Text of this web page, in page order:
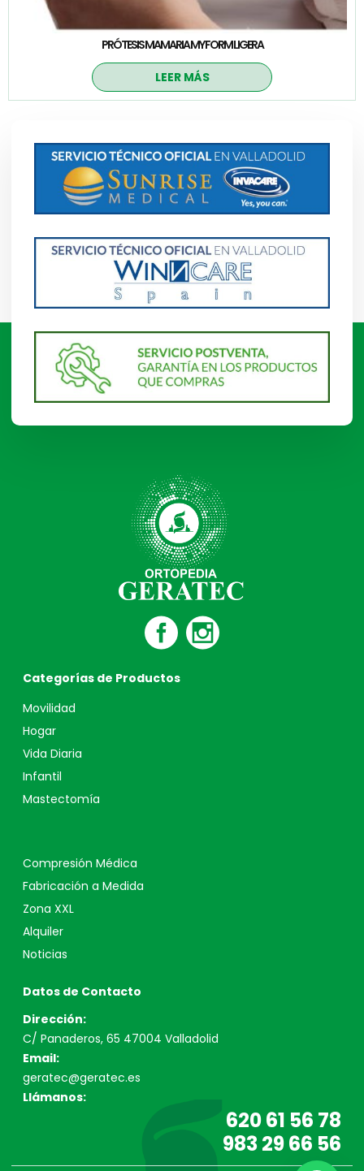
PRÓTESIS MAMARIA MY FORM LIGERA
LEER MÁS
Categorías de Productos
Movilidad
Hogar
Vida Diaria
Infantil
Mastectomía
Compresión Médica
Fabricación a Medida
Zona XXL
Alquiler
Noticias
Datos de Contacto
Dirección:
C/ Panaderos, 65 47004 Valladolid
Email:
geratec@geratec.es
Llámanos:
620 61 56 78
983 29 66 56